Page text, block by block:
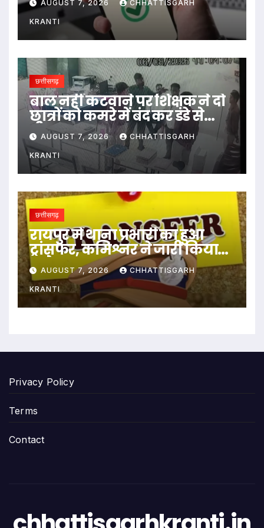
AUGUST 7, 2026 CHHATTISGARH
KRANTI
छत्तीसगढ़
बाल नहीं कटवाने पर शिक्षक ने दो
छात्रों को कमरे में बंद कर डंडे से
पीटा…
AUGUST 7, 2026 CHHATTISGARH
KRANTI
छत्तीसगढ़
रायपुर में थाना प्रभारी का हुआ
ट्रांसफर, कमिश्नर ने जारी किया
आदेश
AUGUST 7, 2026 CHHATTISGARH
KRANTI
Privacy Policy
Terms
Contact